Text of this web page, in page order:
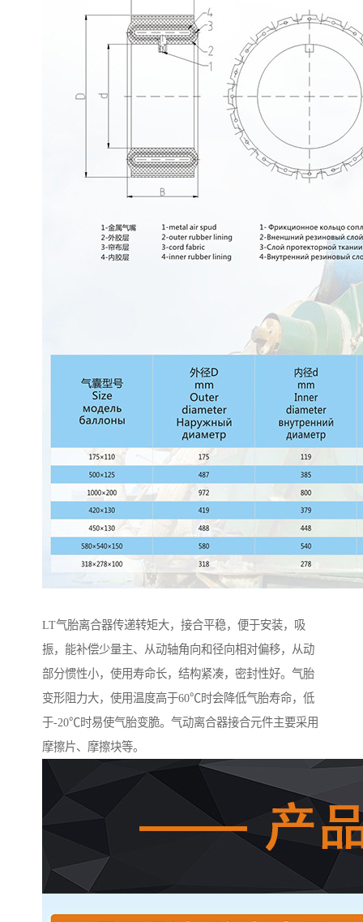
LT气胎离合器传递转矩大，接合平稳，便于安装，吸
振，能补偿少量主、从动轴角向和径向相对偏移，从动
部分惯性小，使用寿命长，结构紧凑，密封性好。气胎
变形阻力大，使用温度高于60℃时会降低气胎寿命，低
于-20℃时易使气胎变脆。气动离合器接合元件主要采用
摩擦片、摩擦块等。